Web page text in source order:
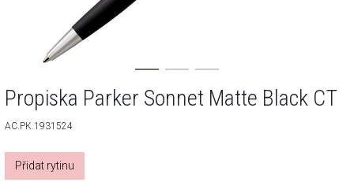
Propiska Parker Sonnet Matte Black CT
AC.PK.1931524
Přidat rytinu